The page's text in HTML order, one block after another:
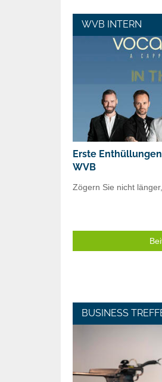
WVB INTERN
Erste
WVB
Zögern Sie nicht
BUSINESS